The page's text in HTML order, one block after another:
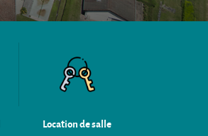
Location de salle